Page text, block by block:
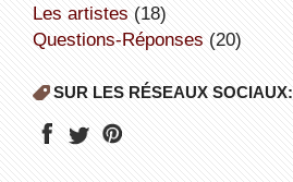
Les artistes (18)
Questions-Réponses (20)
SUR LES RÉSEAUX SOCIAUX: